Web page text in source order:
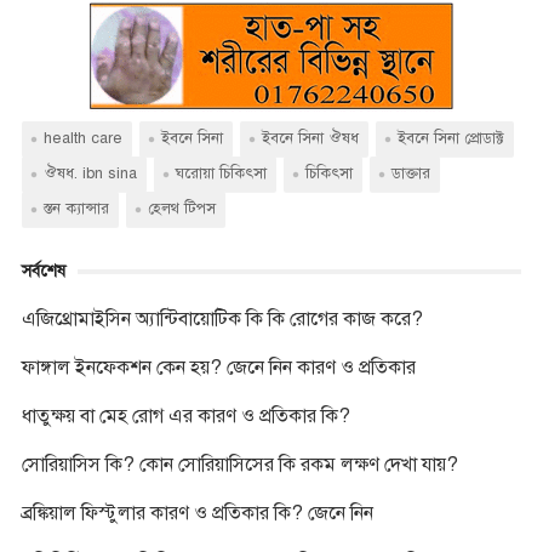
k
t
e
r
p
y
L
i
n
k
a
t
s
A
p
p
s
g
e
e
r
y
p
e
health care ইবনে সিনা ইবনে সিনা ঔষধ
ইবনে সিনা প্রোডাক্ট
ঔষধ. ibn sina
ঘরোয়া চিকিৎসা চিকিৎসা
ডাক্তার
স্তন ক্যান্সার
হেলথ টিপস
সর্বশেষ
এজিথ্রোমাইসিন অ্যান্টিবায়োটিক কি কি রোগের কাজ করে?
ফাঙ্গাল ইনফেকশন কেন হয়? জেনে নিন কারণ ও প্রতিকার
ধাতুক্ষয় বা মেহ রোগ এর কারণ ও প্রতিকার কি?
সোরিয়াসিস কি? কোন সোরিয়াসিসের কি রকম লক্ষণ দেখা যায়?
ব্রঙ্কিয়াল ফিস্টুলার কারণ ও প্রতিকার কি? জেনে নিন